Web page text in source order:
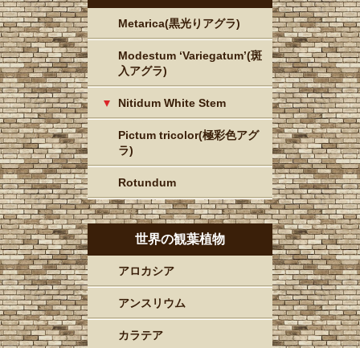
Metarica(黒光りアグラ)
Modestum ‘Variegatum’(斑
入アグラ)
Nitidum White Stem
Pictum tricolor(極彩色アグ
ラ)
Rotundum
世界の観葉植物
アロカシア
アンスリウム
カラテア